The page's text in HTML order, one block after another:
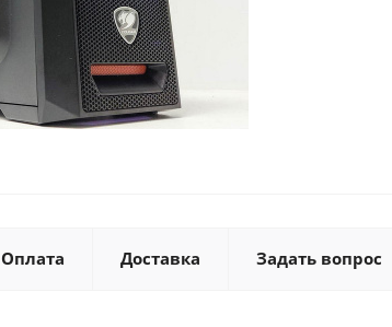
Оплата Доставка Задать вопрос